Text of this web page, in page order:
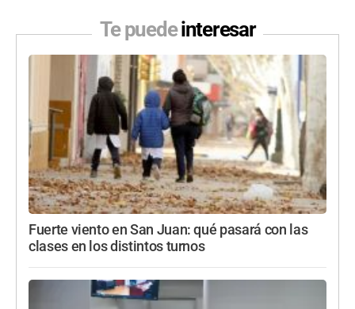
Te puedeinteresar
Fuerte viento en San Juan: qué pasará con las
clases en los distintos turnos